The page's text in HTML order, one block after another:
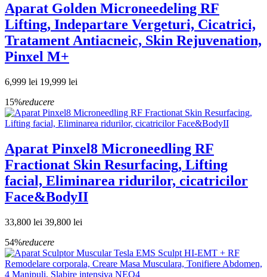
Aparat Golden Microneedeling RF
Lifting, Indepartare Vergeturi, Cicatrici,
Tratament Antiacneic, Skin Rejuvenation,
Pinxel M+
6,999 lei 19,999 lei
15%reducere
Aparat Pinxel8 Microneedling RF
Fractionat Skin Resurfacing, Lifting
facial, Eliminarea ridurilor, cicatricilor
Face&BodyII
33,800 lei 39,800 lei
54%reducere